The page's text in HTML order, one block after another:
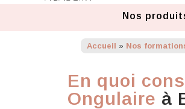
Nos
Accueil » Nos
En quoi
Ongulaire à